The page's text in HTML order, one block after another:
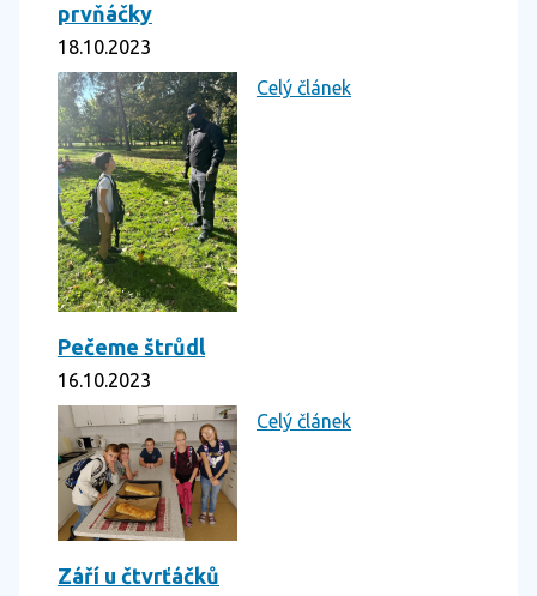
prvňáčky
18.10.2023
Celý článek
Pečeme štrůdl
16.10.2023
Celý článek
Září u čtvrťáčků